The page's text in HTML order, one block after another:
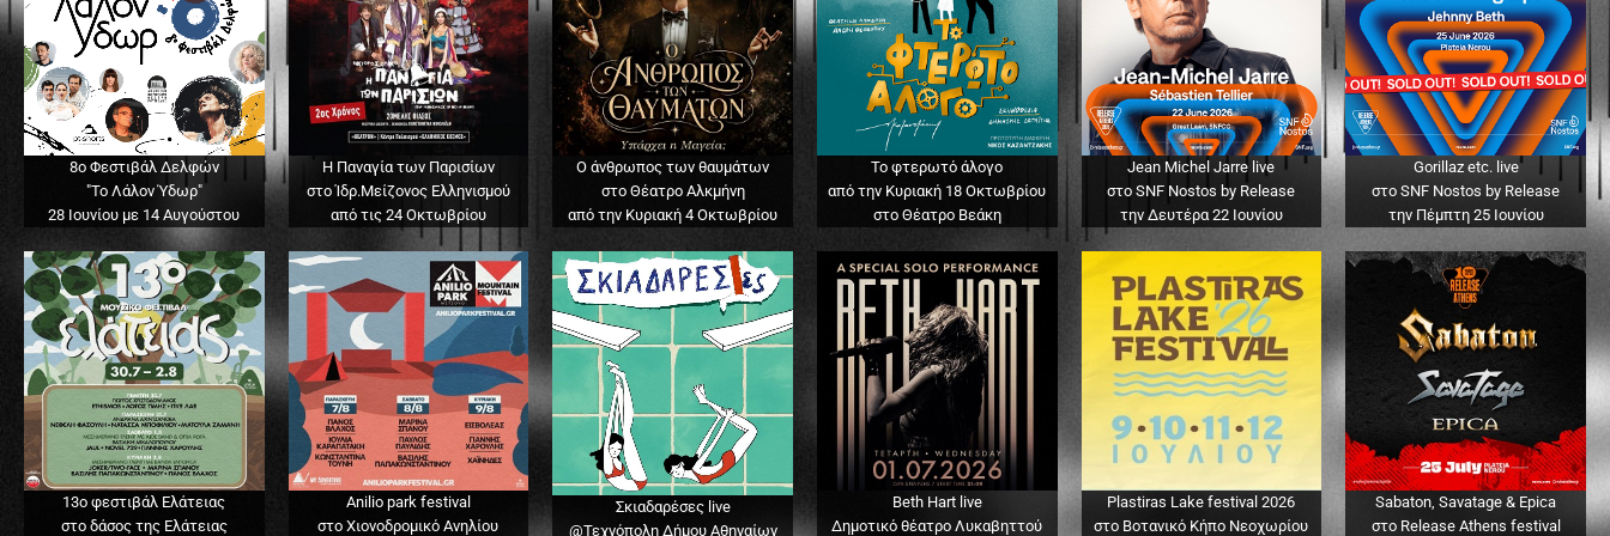
8ο Φεστιβάλ Δελφών
"Το Λάλον Ύδωρ"
28 Ιουνίου με 14 Αυγούστου
Η Παναγία των Παρισίων
στο Ίδρ.Μείζονος Ελληνισμού
από τις 24 Οκτωβρίου
Ο άνθρωπος των θαυμάτων
στο Θέατρο Αλκμήνη
από την Κυριακή 4 Οκτωβρίου
Το φτερωτό άλογο
από την Κυριακή 18 Οκτωβρίου
στο Θέατρο Βεάκη
Jean Michel Jarre live
στο SNF Nostos by Release
την Δευτέρα 22 Ιουνίου
Gorillaz etc. live
στο SNF Nostos by Release
την Πέμπτη 25 Ιουνίου
13o φεστιβάλ Ελάτειας
στο δάσος της Ελάτειας
Anilio park festival
στο Χιονοδρομικό Ανηλίου
Σκιαδαρέσες live
@Τεχνόπολη Δήμου Αθηναίων
Beth Hart live
Δημοτικό θέατρο Λυκαβηττού
Plastiras Lake festival 2026
στο Βοτανικό Κήπο Νεοχωρίου
Sabaton, Savatage & Epica
στο Release Athens festival